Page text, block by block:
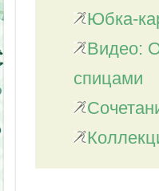
Юбка-
Видео:
спицами